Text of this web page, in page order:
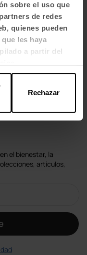
sobre el uso que
de redes
quienes pueden
les haya
a partir del
Rechazar
el bienestar, la
artículos,